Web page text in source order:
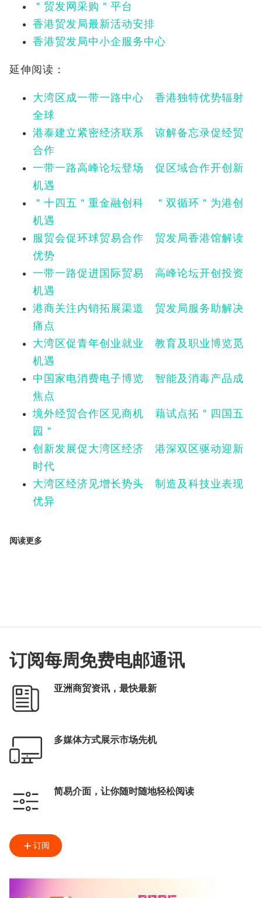
＂贸发网采购＂平台
香港贸发局最新活动安排
香港贸发局中小企服务中心
延伸阅读：
大湾区成一带一路中心 香港独特优势辐射
全球
港泰建立紧密经济联系 谅解备忘录促经贸
合作
一带一路高峰论坛登场 促区域合作开创新
机遇
＂十四五＂重金融创科 ＂双循环＂为港创
机遇
服贸会促环球贸易合作 贸发局香港馆解读
优势
一带一路促进国际贸易 高峰论坛开创投资
机遇
港商关注内销拓展渠道 贸发局服务助解决
痛点
大湾区促青年创业就业 教育及职业博览觅
机遇
中国家电消费电子博览 智能及消毒产品成
焦点
境外经贸合作区见商机 藉试点拓＂四国五
园＂
创新发展促大湾区经济 港深双区驱动迎新
时代
大湾区经济见增长势头 制造及科技业表现
优异
阅读更多
订阅每周免费电邮通讯
亚洲商贸资讯，最快最新
多媒体方式展示市场先机
简易介面，让你随时随地轻松阅读
订阅